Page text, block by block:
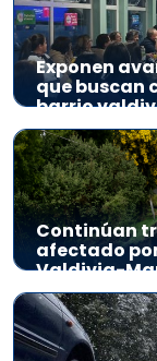
Exponen
que buscan
barrio
Continúan
afectado
Valdivia-